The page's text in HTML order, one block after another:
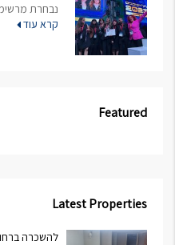
נבחרת
קרא עוד
Featured
Latest Properties
להשכרה ברחוב